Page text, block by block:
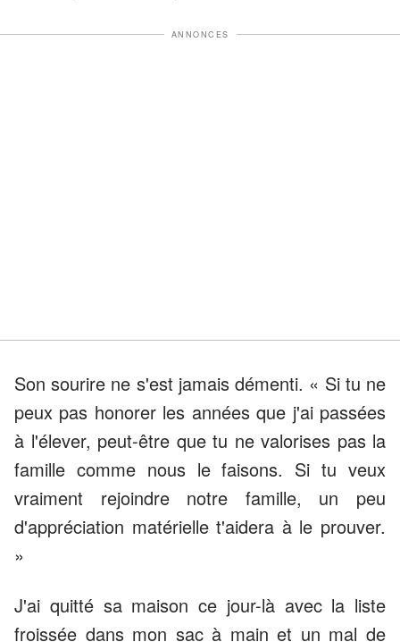
ANNONCES
Son sourire ne s'est jamais démenti. « Si tu ne
peux pas honorer les années que j'ai passées
à l'élever, peut-être que tu ne valorises pas la
famille comme nous le faisons. Si tu veux
vraiment rejoindre notre famille, un peu
d'appréciation matérielle t'aidera à le prouver.
»
J'ai quitté sa maison ce jour-là avec la liste
froissée dans mon sac à main et un mal de